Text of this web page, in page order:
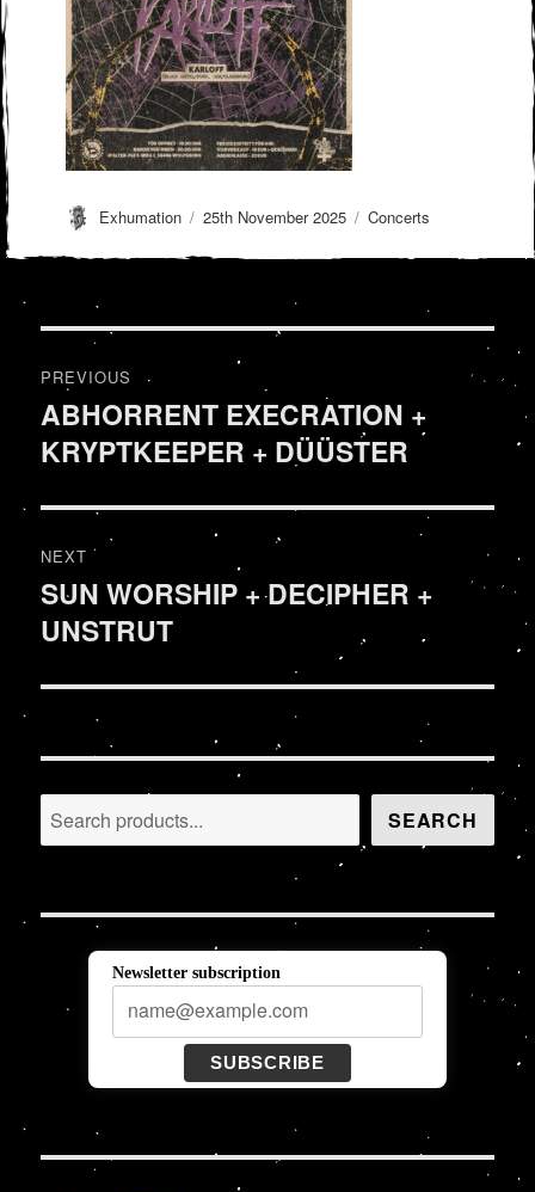
Author
Exhumation
Posted
25th November 2025 Categories
Concerts
Post
navigation
PREVIOUS
Previous
post:
ABHORRENT EXECRATION +
KRYPTKEEPER + DÜÜSTER
NEXT
Next
post:
SUN WORSHIP + DECIPHER +
UNSTRUT
Search SEARCH
Newsletter subscription
SUBSCRIBE